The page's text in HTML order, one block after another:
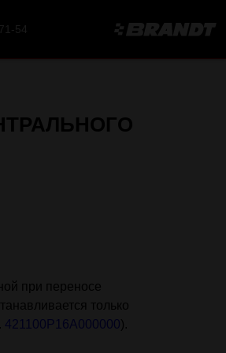
54
при переносе
только
421100P16A000000).